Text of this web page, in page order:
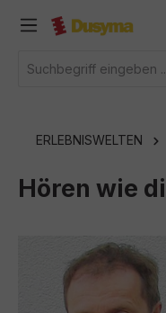
springen
ERLEBNISWELTEN
Hören wie